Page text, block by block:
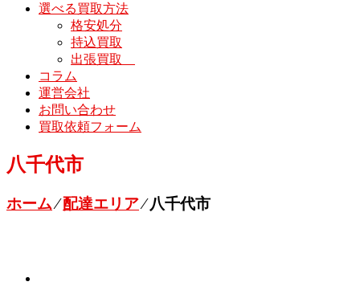
選べる買取方法
格安処分
持込買取
出張買取
コラム
運営会社
お問い合わせ
買取依頼フォーム
八千代市
ホーム⁄配達エリア⁄八千代市